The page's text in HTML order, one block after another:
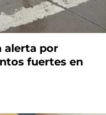
alerta por
fuertes en